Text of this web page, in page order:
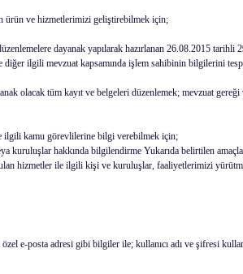
ürün ve hizmetlerimizi geliştirebilmek için;
dayanak yapılarak hazırlanan 26.08.2015 tarihli
diğer ilgili mevzuat kapsamında işlem sahibinin bilgilerini
olacak tüm kayıt ve belgeleri düzenlemek; mevzuat
ilgili kamu görevlilerine bilgi verebilmek için;
hakkında bilgilendirme Yukarıda belirtilen
hizmetler ile ilgili kişi ve kuruluşlar, faaliyetlerimizi
e-posta adresi gibi bilgiler ile; kullanıcı adı ve şifresi